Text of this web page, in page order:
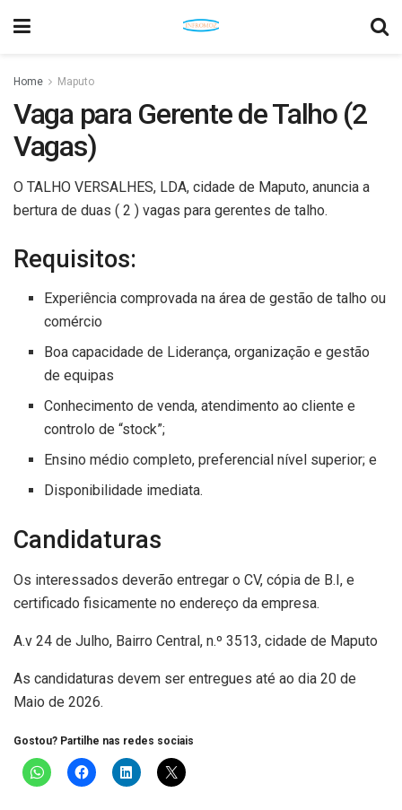
Home Maputo
Vaga para Gerente de Talho (2
Vagas)
O TALHO VERSALHES, LDA, cidade de Maputo, anuncia a
bertura de duas ( 2 ) vagas para gerentes de talho.
Requisitos:
Experiência comprovada na área de gestão de talho ou
comércio
Boa capacidade de Liderança, organização e gestão
de equipas
Conhecimento de venda, atendimento ao cliente e
controlo de “stock”;
Ensino médio completo, preferencial nível superior; e
Disponibilidade imediata.
Candidaturas
Os interessados deverão entregar o CV, cópia de B.I, e
certificado fisicamente no endereço da empresa.
A.v 24 de Julho, Bairro Central, n.º 3513, cidade de Maputo
As candidaturas devem ser entregues até ao dia 20 de
Maio de 2026.
Gostou? Partilhe nas redes sociais